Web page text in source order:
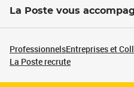
La Poste vous
ProfessionnelsEntreprises et
La Poste recrute